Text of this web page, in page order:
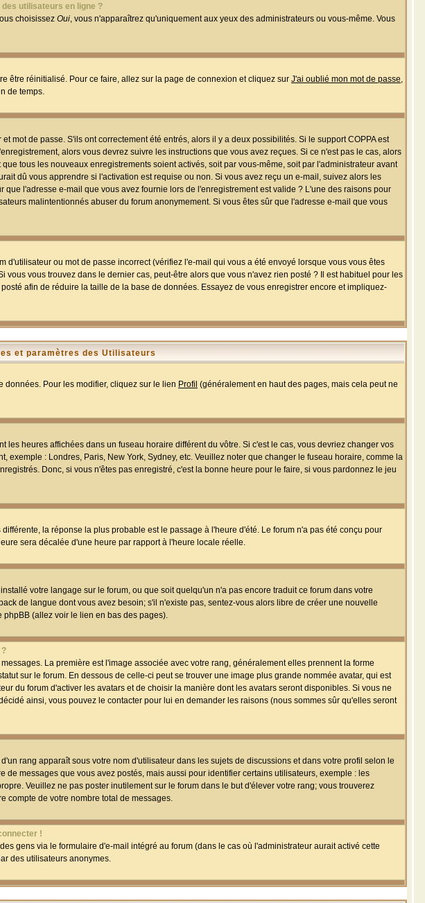
utilisateurs en ligne ?
choisissez Oui, vous n'apparaîtrez qu'uniquement aux yeux des administrateurs ou vous-même. Vous
être réinitialisé. Pour ce faire, allez sur la page de connexion et cliquez sur J'ai oublié mon mot de passe,
de temps.
mot de passe. S'ils ont correctement été entrés, alors il y a deux possibilités. Si le support COPPA est
alors vous devrez suivre les instructions que vous avez reçues. Si ce n'est pas le cas, alors
tous les nouveaux enregistrements soient activés, soit par vous-même, soit par l'administrateur avant
dû vous apprendre si l'activation est requise ou non. Si vous avez reçu un e-mail, suivez alors les
l'adresse e-mail que vous avez fournie lors de l'enregistrement est valide ? L'une des raisons pour
malintentionnés abuser du forum anonymement. Si vous êtes sûr que l'adresse e-mail que vous
d'utilisateur ou mot de passe incorrect (vérifiez l'e-mail qui vous a été envoyé lorsque vous vous êtes
vous trouvez dans le dernier cas, peut-être alors que vous n'avez rien posté ? Il est habituel pour les
afin de réduire la taille de la base de données. Essayez de vous enregistrer encore et impliquez-
et paramètres des Utilisateurs
données. Pour les modifier, cliquez sur le lien Profil (généralement en haut des pages, mais cela peut ne
les heures affichées dans un fuseau horaire différent du vôtre. Si c'est le cas, vous devriez changer vos
: Londres, Paris, New York, Sydney, etc. Veuillez noter que changer le fuseau horaire, comme la
Donc, si vous n'êtes pas enregistré, c'est la bonne heure pour le faire, si vous pardonnez le jeu
la réponse la plus probable est le passage à l'heure d'été. Le forum n'a pas été conçu pour
sera décalée d'une heure par rapport à l'heure locale réelle.
votre langage sur le forum, ou que soit quelqu'un n'a pas encore traduit ce forum dans votre
de langue dont vous avez besoin; s'il n'existe pas, sentez-vous alors libre de créer une nouvelle
(allez voir le lien en bas des pages).
La première est l'image associée avec votre rang, généralement elles prennent la forme
sur le forum. En dessous de celle-ci peut se trouver une image plus grande nommée avatar, qui est
du forum d'activer les avatars et de choisir la manière dont les avatars seront disponibles. Si vous ne
ainsi, vous pouvez le contacter pour lui en demander les raisons (nous sommes sûr qu'elles seront
rang apparaît sous votre nom d'utilisateur dans les sujets de discussions et dans votre profil selon le
messages que vous avez postés, mais aussi pour identifier certains utilisateurs, exemple : les
Veuillez ne pas poster inutilement sur le forum dans le but d'élever votre rang; vous trouverez
compte de votre nombre total de messages.
!
gens via le formulaire d'e-mail intégré au forum (dans le cas où l'administrateur aurait activé cette
des utilisateurs anonymes.